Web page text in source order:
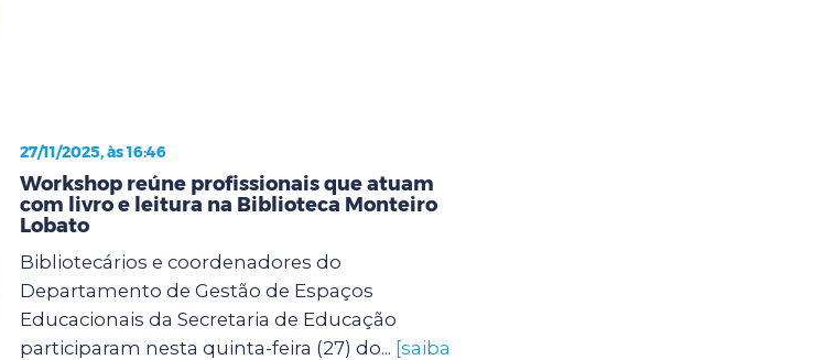
27/11/2025, às 16:46
Workshop reúne profissionais que atuam
com livro e leitura na Biblioteca Monteiro
Lobato
Bibliotecários e coordenadores do
Departamento de Gestão de Espaços
Educacionais da Secretaria de Educação
participaram nesta quinta-feira (27) do... [saiba